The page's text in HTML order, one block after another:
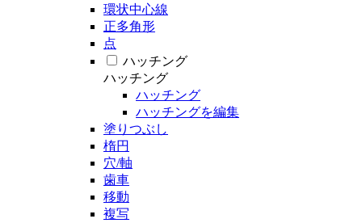
環状中心線
正多角形
点
ハッチング
ハッチング
ハッチング
ハッチングを編集
塗りつぶし
楕円
穴/軸
歯車
移動
複写